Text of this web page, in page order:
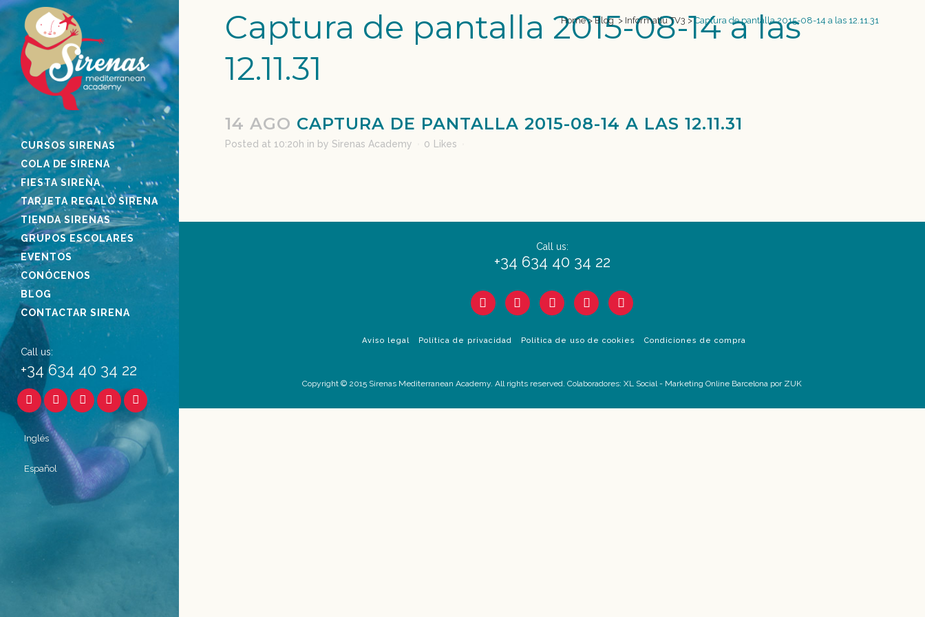
CURSOS SIRENAS
COLA DE SIRENA
FIESTA SIRENA
TARJETA REGALO SIRENA
TIENDA SIRENAS
GRUPOS ESCOLARES
EVENTOS
CONÓCENOS
BLOG
CONTACTAR SIRENA
Call us:
+34 634 40 34 22
Inglés
Español
Captura de pantalla 2015-08-14 a las
12.11.31
Home>Blog > Informatiu TV3 > Captura de pantalla 2015-08-14 a las 12.11.31
14 AGO CAPTURA DE PANTALLA 2015-08-14 A LAS 12.11.31
Posted at 10:20h in by Sirenas Academy 0 Likes
Call us:
+34 634 40 34 22
Aviso legal Política de privacidad Política de uso de cookies Condiciones de compra
Copyright © 2015 Sirenas Mediterranean Academy. All rights reserved. Colaboradores: XL Social- Marketing Online Barcelona por ZUK